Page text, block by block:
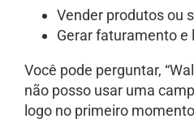
Vender produtos ou
Gerar faturamento e
Você pode perguntar,
não posso usar uma
logo no primeiro